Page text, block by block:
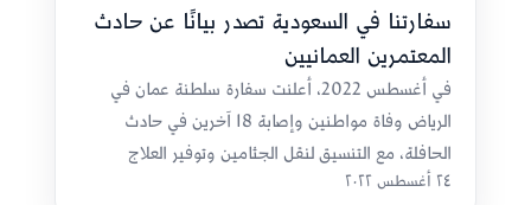
سفارتنا في السعودية تصدر بيانًا عن حادث
المعتمرين العمانيين
في أغسطس 2022، أعلنت سفارة سلطنة عمان في
الرياض وفاة مواطنين وإصابة 18 آخرين في حادث
الحافلة، مع التنسيق لنقل الجثامين وتوفير العلاج
والرعاية الطبية للمصابين.
٢٤ أغسطس ٢٠٢٢